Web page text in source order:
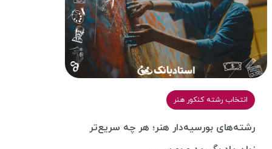
انتخاب رشته کنکور هنر
رشته‌های بورسیه‌دار هنر؛ هر چه سریع‌تر